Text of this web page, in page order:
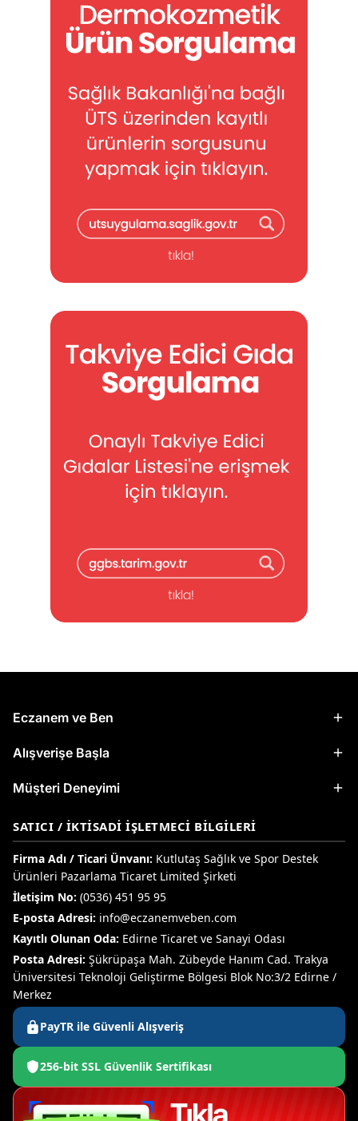
Eczanem ve Ben
Alışverişe Başla
Müşteri Deneyimi
SATICI / İKTISADI İŞLETMECI BILGILERI
Firma Adı / Ticari Ünvanı: Kutlutaş Sağlık ve Spor Destek
Ürünleri Pazarlama Ticaret Limited Şirketi
İletişim No: (0536) 451 95 95
E-posta Adresi: info@eczanemveben.com
Kayıtlı Olunan Oda: Edirne Ticaret ve Sanayi Odası
Posta Adresi: Şükrüpaşa Mah. Zübeyde Hanım Cad. Trakya
Üniversitesi Teknoloji Geliştirme Bölgesi Blok No:3/2 Edirne /
Merkez
PayTR ile Güvenli Alışveriş
256-bit SSL Güvenlik Sertifikası